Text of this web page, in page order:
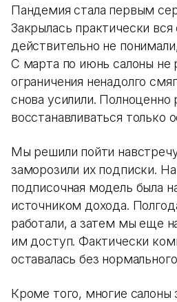
Пандемия стала первым
Закрылась практически
действительно не
С марта по июнь салоны не
ограничения ненадолго
снова усилили. Полноценно
восстанавливаться только
Мы решили пойти
заморозили их подписки.
подписочная модель была
источником дохода.
работали, а затем мы еще
им доступ. Фактически
оставалась без
Кроме того, многие салоны